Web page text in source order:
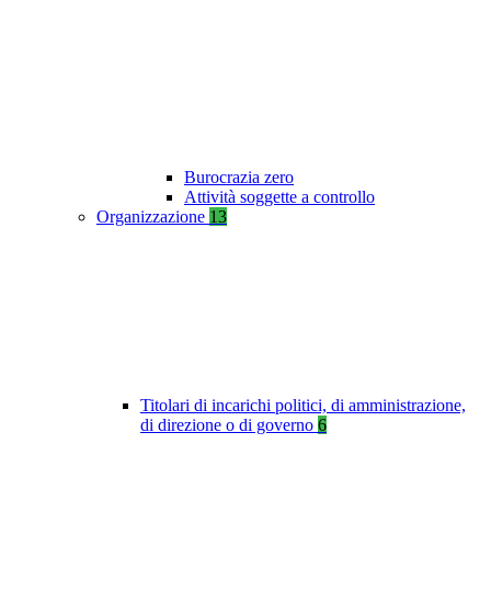
Burocrazia zero
Attività soggette a controllo
Organizzazione 13
Titolari di incarichi politici, di amministrazione,
di direzione o di governo 6